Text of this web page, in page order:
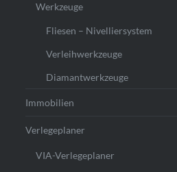
Werkzeuge
Fliesen – Nivelliersystem
Verleihwerkzeuge
Diamantwerkzeuge
Immobilien
Verlegeplaner
VIA-Verlegeplaner